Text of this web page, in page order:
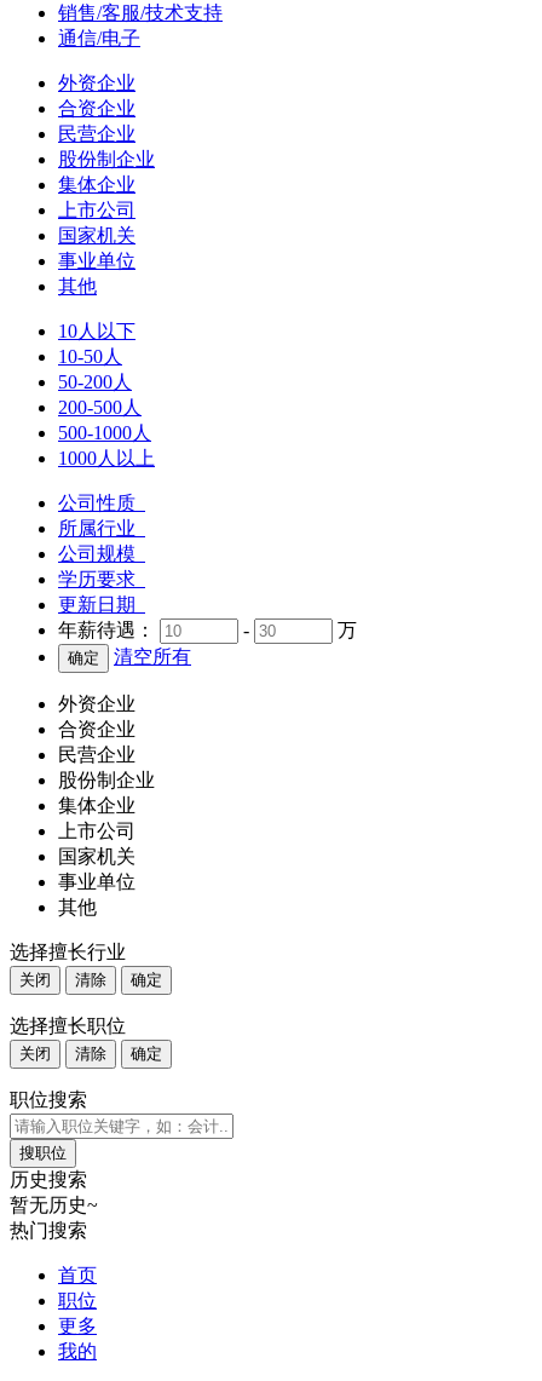
销售/客服/技术支持
通信/电子
外资企业
合资企业
民营企业
股份制企业
集体企业
上市公司
国家机关
事业单位
其他
10人以下
10-50人
50-200人
200-500人
500-1000人
1000人以上
公司性质
所属行业
公司规模
学历要求
更新日期
年薪待遇：
-
万
清空所有
外资企业
合资企业
民营企业
股份制企业
集体企业
上市公司
国家机关
事业单位
其他
选择擅长行业
关闭 清除 确定
选择擅长职位
关闭 清除 确定
职位搜索
历史搜索
暂无历史~
热门搜索
首页
职位
更多
我的